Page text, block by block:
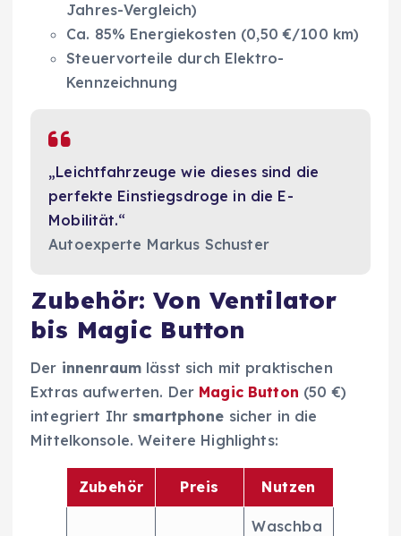
Jahres-Vergleich)
Ca. 85% Energiekosten (0,50 €/100 km)
Steuervorteile durch Elektro-
Kennzeichnung
„Leichtfahrzeuge wie dieses sind die
perfekte Einstiegsdroge in die E-
Mobilität.“
Autoexperte Markus Schuster
Zubehör: Von Ventilator
bis Magic Button
Der innenraumlässt sich mit praktischen
Extras aufwerten. Der Magic Button (50 €)
integriert Ihr smartphone sicher in die
Mittelkonsole. Weitere Highlights:
Zubehör Preis Nutzen
Waschba